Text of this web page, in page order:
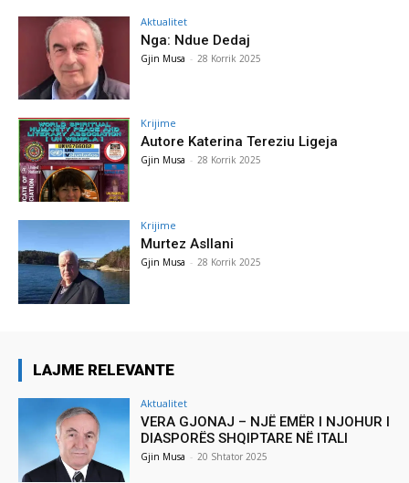
Aktualitet
Nga: Ndue Dedaj
Gjin Musa - 28 Korrik 2025
Krijime
Autore Katerina Tereziu Ligeja
Gjin Musa - 28 Korrik 2025
Krijime
Murtez Asllani
Gjin Musa - 28 Korrik 2025
LAJME RELEVANTE
Aktualitet
VERA GJONAJ – NJË EMËR I NJOHUR I
DIASPORËS SHQIPTARE NË ITALI
Gjin Musa - 20 Shtator 2025